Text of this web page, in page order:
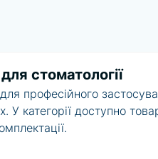
стоматології
професійного
У категорії доступно